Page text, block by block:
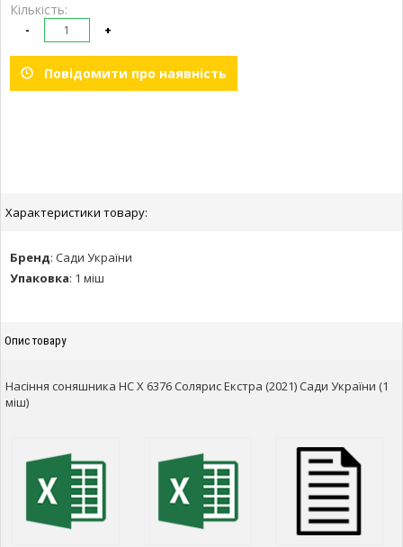
Кількість:
- +
Повідомити про наявність
Характеристики товару:
Бренд: Сади України
Упаковка: 1 міш
Опис товару
Насіння соняшника НС Х 6376 Солярис Екстра (2021) Сади України (1
міш)